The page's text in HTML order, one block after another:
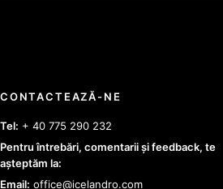
CONTACTEAZĂ-NE
Tel: + 40 775 290 232
Pentru întrebări, comentarii și feedback, te
așteptăm la:
Email: office@icelandro.com